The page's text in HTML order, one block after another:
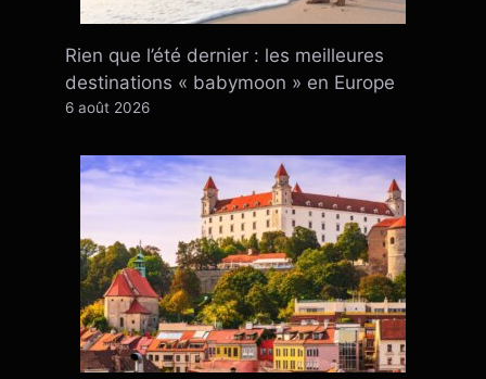
Rien que l’été dernier : ​​les meilleures
destinations « babymoon » en Europe
6 août 2026